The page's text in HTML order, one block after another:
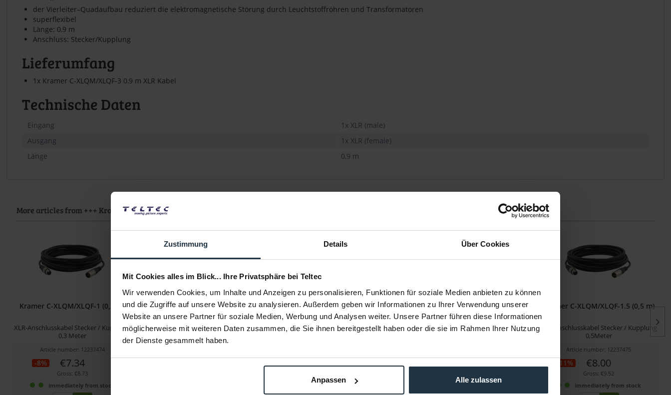
Zustimmung Details Über Cookies
Mit Cookies alles im Blick... Ihre Privatsphäre bei Teltec
Wir verwenden Cookies, um Inhalte und Anzeigen zu personalisieren, Funktionen für soziale Medien anbieten zu können
und die Zugriffe auf unsere Website zu analysieren. Außerdem geben wir Informationen zu Ihrer Verwendung unserer
Website an unsere Partner für soziale Medien, Werbung und Analysen weiter. Unsere Partner führen diese Informationen
möglicherweise mit weiteren Daten zusammen, die Sie ihnen bereitgestellt haben oder die sie im Rahmen Ihrer Nutzung
der Dienste gesammelt haben.
Anpassen Alle zulassen
der Vierleiter–Quadaufbau reduziert die elektromagnetische Störung durch Leuchtstoffröhren und Transformatoren
superflexibel
Länge: 0,9 m
Anschluss: Stecker/Kupplung
Lieferumfang
1x Kramer C-XLQM/XLQF-3 0,9 m XLR Kabel
Technische Daten
Eingang
1x XLR (male)
Ausgang
1x XLR (female)
Länge
0,9 m
More articles from +++ Kramer +++ look at
Kramer C-XLQM/XLQF-1 (0,3 m)
XLR-Anschlusskabel Stecker / Kupplung
0,3 Meter
Article number: 12237474
-8% €7.34
Gross: €8.73
immediately from stock
Kramer C-XLQM/XLQF-35 (10,6 m)
XLR-Anschlusskabel Stecker / Kupplung
10,6 Meter
€33.97
Kramer C-XLQM/XLQF-15 (4,6 m)
XLR-Anschlusskabel Stecker / Kupplung
€19.03
more than 4 weeks
Kramer C-XLQM/XLQF-25 (7,6 m)
XLR-Anschlusskabel Stecker / Kupplung
€27.00
Kramer C-XLQM/XLQF-1.5 (0,5 m)
XLR-Anschlusskabel Stecker / Kupplung
0,5Meter
Article number: 12237475
-11% €8.00
Gross: €9.52
immediately from stock